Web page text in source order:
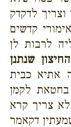
לדקדק
קדשים
לרבות לן
שנתנן
אתיא כבית
לקמן
צריך קרא
דקאמר